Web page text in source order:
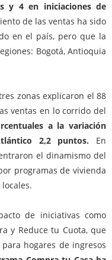
y 4 en iniciaciones de
de las ventas ha sido
en el país, pero que la
Bogotá, Antioquia
zonas explicaron el 88
ventas en lo corrido del
a la variación
2,2 puntos. En
el dinamismo del
programas de vivienda
de iniciativas como
y Reduce tu Cuota, que
hogares de ingresos